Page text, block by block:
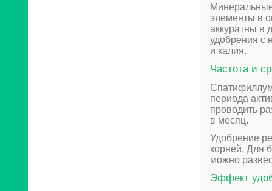
элементы в
аккуратны в
удобрения с
и калия.
Частота и
периода
проводить
в месяц.
Удобрение
корней. Для
можно
Эффект